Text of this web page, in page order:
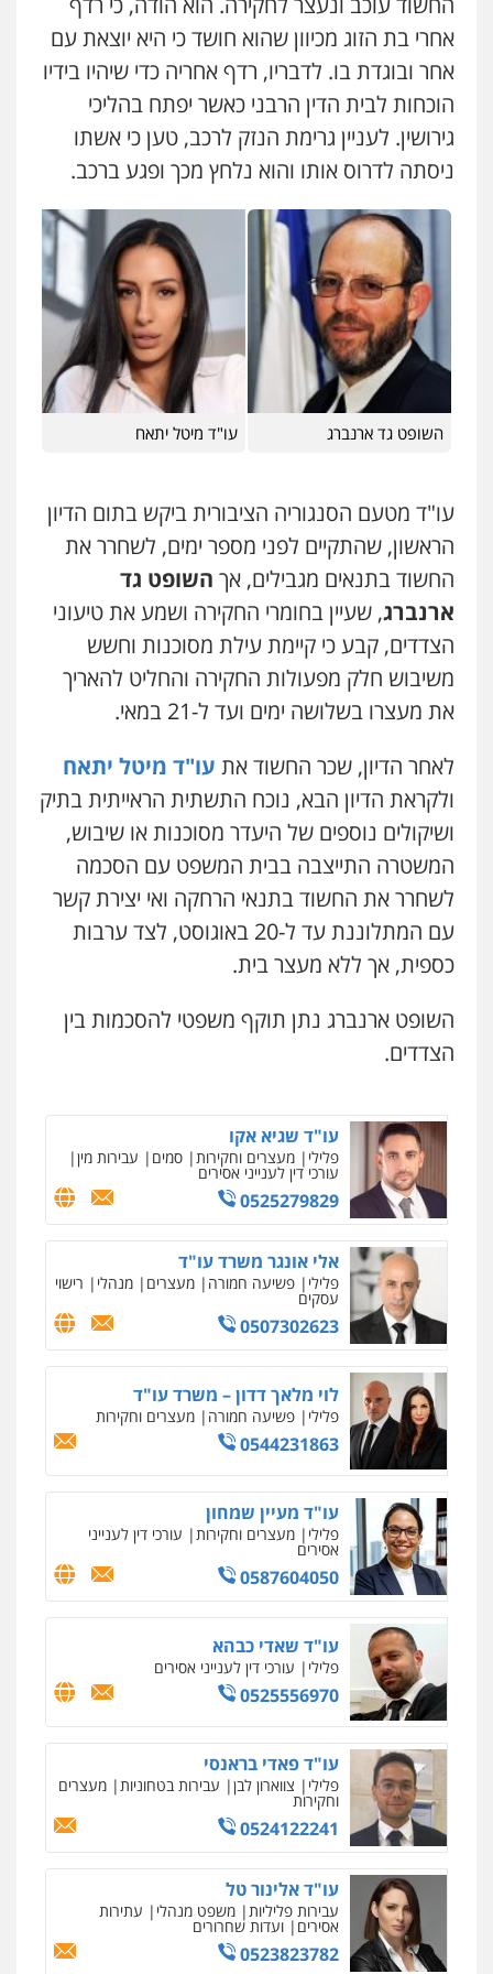
אייל בן שושן, עורך דין פלילי
פלילי מעצרים וחקירות פשיעה חמורה
נוער רישום פלילי
0522763105
עו"ד שלומי שרון
0547342002
עו"ד אלון קריטי
פלילי כלכלי אלימות סמים מעצרים
0525544654
עו"ד דפנה לביא
משפחה
עו"ד זוהר ארבל
פלילי מעצרים וחקירות
קטינים
0538788878
עו"ד אסף דוק
פלילי עבירות מין סמים והימורים פשיעה
חמורה חקירות ומעצרים צווארון לבן והונאה
אחרי בת הזוג מכיוון שהוא חושד כי היא יוצאת עם
אחר ובוגדת בו. לדבריו, רדף אחריה כדי שיהיו בידיו
הוכחות לבית הדין הרבני כאשר יפתח בהליכי
גירושין. לעניין גרימת הנזק לרכב, טען כי אשתו
ניסתה לדרוס אותו והוא נלחץ מכך ופגע ברכב.
השופט גד ארנברג עו"ד מיטל יתאח
עו"ד מטעם הסנגוריה הציבורית ביקש בתום הדיון
הראשון, שהתקיים לפני מספר ימים, לשחרר את
החשוד בתנאים מגבילים, אך השופט גד
ארנברג, שעיין בחומרי החקירה ושמע את טיעוני
הצדדים, קבע כי קיימת עילת מסוכנות וחשש
משיבוש חלק מפעולות החקירה והחליט להאריך
את מעצרו בשלושה ימים ועד ל-21 במאי.
לאחר הדיון, שכר החשוד את עו"ד מיטל יתאח
ולקראת הדיון הבא, נוכח התשתית הראייתית בתיק
ושיקולים נוספים של היעדר מסוכנות או שיבוש,
המשטרה התייצבה בבית המשפט עם הסכמה
לשחרר את החשוד בתנאי הרחקה ואי יצירת קשר
עם המתלוננת עד ל-20 באוגוסט, לצד ערבות
כספית, אך ללא מעצר בית.
השופט ארנברג נתן תוקף משפטי להסכמות בין
הצדדים.
עו"ד רונן בנדל
משפט פלילי פשיעה חמורה פלילי
0524282442
כבריאן, מזר – משרד עורכי דין
פלילי מעצרים וחקירות
עו"ד בועז קניג
פלילי משפחה כלכלי צבאי
0507003001
מנשה, אלמוג – עורכי דין
פלילי עבירות תנועה צווארון לבן תעבורה
עורכי דין לענייני אסירים מעצרים וחקירות
0546470989
עו"ד אבי כהן
קטינים
סמים עבירות מין
0523647066
ויקי שמואל – משרד עו"ד
0528959600
קורל קרוז – עורך דין פלילי
משפט פלילי
0545437431
פלילי פשיעה חמורה ליווי וייצוג בחקירות
ומעצרים
עו"ד תומר בנישתי
פלילי מעצרים וחקירות צווארון לבן פשיעה
עו"ד שגיא אקו
פלילי מעצרים וחקירות סמים עבירות מין
עורכי דין לענייני אסירים
0525279829
אלי אונגר משרד עו"ד
פלילי פשיעה חמורה מעצרים מנהלי רישוי
עסקים
0507302623
לוי מלאך דדון – משרד עו"ד
פלילי פשיעה חמורה מעצרים וחקירות
0544231863
עו"ד מעיין שמחון
פלילי מעצרים וחקירות עורכי דין לענייני
אסירים
0587604050
עו"ד שאדי כבהא
פלילי עורכי דין לענייני אסירים
0525556970
עו"ד פאדי בראנסי
פלילי צווארון לבן עבירות בטחוניות מעצרים
וחקירות
0524122241
עו"ד אלינור טל
עבירות פליליות משפט מנהלי עתירות
אסירים ועדות שחרורים
0523823782
ניר קידר – צלםאיומים כתובים